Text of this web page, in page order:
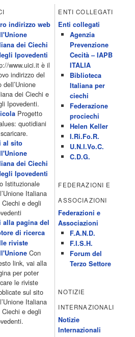
19.00 All News 19.05 The
Pigs 20.00 Inbox 21.00 Code
[…]
4 Dicembre 2022
09.05 Telefilm:Starsky & Hutch
12.15 Secondo voi 12.25 Studio
Cartoni animati 14.30 I Simpson
15.55 15.55 Telefilm:Wildfire 16.50
Aperto 19.05 Don Luca c'� 19.35
caf� 20.30 La ruota della
2022
oroscopo/traffico06:55 - Movie
stampa07:30 - Tg La707:50 -
- L?aria che tira12:25 - I
La714:00 - Tg La7 Cronache14:40 -
- Omicidio di primo grado -
[…]
4 Dicembre 2022
Meteo/Borse e monete 08.00
Cinque(TG5-Ore 10) 11.00 Forum
Beautiful 14.10 Centovetrine 14.45
16.15 Amici 16.55 Pomeriggio
17.55) 18.50 Chi vuol essere
TG5 20.30 Striscia la notizia 21.10
2/3 […]
Dicembre 2022
stampa 05.55 Secondo
Telefilm:Chips/Mediashopping 07.30
Telefilm:Hunter 09.30 Febbre
indirizzo web
dei Ciechi
Ipovedenti
www.uici.it è il
indirizzo del
dell’Unione
dei Ciechi e
Ipovedenti.
Progetto
quotidiani
al sito
dei Ciechi
Ipovedenti
Istituzionale
Italiana
Ciechi e degli
alla pagina del
di ricerca
riviste
Con
link, vai alla
per poter
le riviste
sul sito
Italiana
Ciechi e degli
ENTI COLLEGATI
Enti collegati
Agenzia
Prevenzione
Cecità – IAPB
ITALIA
Biblioteca
Italiana per
ciechi
Federazione
prociechi
Helen Keller
I.Ri.Fo.R.
U.N.I.Vo.C.
C.D.G.
FEDERAZIONI E
ASSOCIAZIONI
Federazioni e
Associazioni
F.A.N.D.
F.I.S.H.
Forum del
Terzo Settore
NOTIZIE
INTERNAZIONALI
Notizie
Internazionali